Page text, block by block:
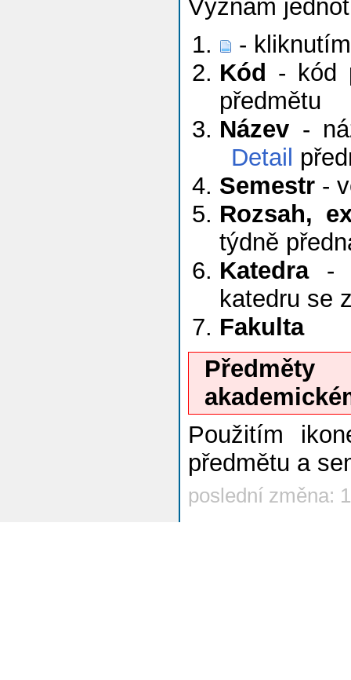
Význam
-
Kód - kód
předmětu
Název -
Detail
Semestr -
Rozsah,
týdně
Katedra-
katedru se
Fakulta
Použitím
předmětu a
poslední změna: